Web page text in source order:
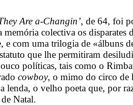
Are a-Changin’, de 64, foi
memória colectiva os
e com uma trilogia de «álbuns
que lhe permitiram
políticas, tais como o
cowboy, o mimo do circo de
lenda, o velho poeta que, por
Natal.